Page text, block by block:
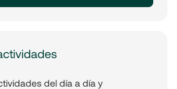
del día a día y